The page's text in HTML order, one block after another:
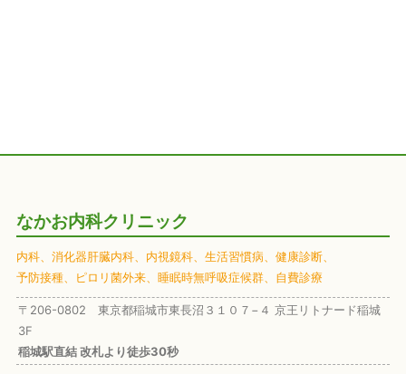
なかお内科クリニック
内科、 消化器肝臓内科、 内視鏡科、 生活習慣病、 健康診断、
予防接種、
ピロリ菌外来、 睡眠時無呼吸症候群、 自費診療
〒206-0802 東京都稲城市東長沼３１０７−４ 京王リトナード稲城
3F
稲城駅直結 改札より徒歩30秒